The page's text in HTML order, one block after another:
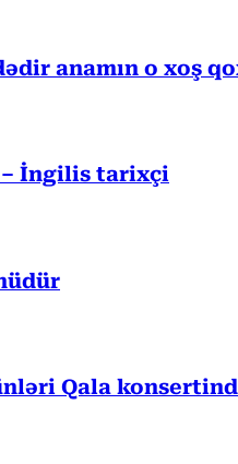
anamın o xoş
– İngilis tarixçi
Qala